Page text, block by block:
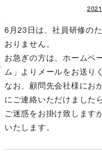
6月23日は、社員研修の
おりません。
お急ぎの方は、ホームペ
ム」よりメールをお送り
なお、顧問先会社様にお
にご連絡いただけました
ご迷惑をお掛け致します
いたします。
ョ
ン